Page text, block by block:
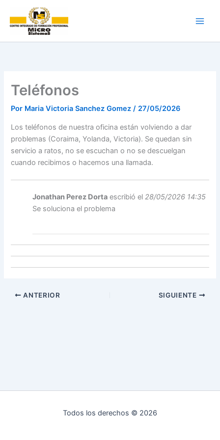
contenido
Teléfonos
Por Maria Victoria Sanchez Gomez/ 27/05/2026
Los teléfonos de nuestra oficina están volviendo a dar
problemas (Coraima, Yolanda, Victoria). Se quedan sin
servicio a ratos, no se escuchan o no se descuelgan
cuando recibimos o hacemos una llamada.
Jonathan Perez Dorta escribió el28/05/2026 14:35
Se soluciona el problema
ANTERIOR SIGUIENTE
Todos los derechos © 2026